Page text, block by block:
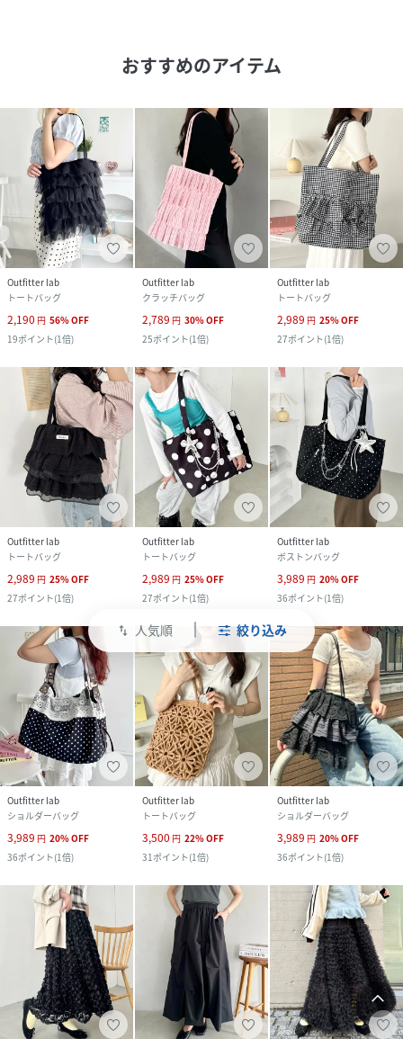
swap_vert 人気順 絞り込み
おすすめのアイテム
Outfitter lab
トートバッグ
2,190 円 56%OFF
19ポイント(1倍)
Outfitter lab
クラッチバッグ
2,789 円 30%OFF
25ポイント(1倍)
Outfitter lab
トートバッグ
2,989 円 25%OFF
27ポイント(1倍)
Outfitter lab
トートバッグ
2,989 円 25%OFF
27ポイント(1倍)
Outfitter lab
トートバッグ
2,989 円 25%OFF
27ポイント(1倍)
Outfitter lab
ボストンバッグ
3,989 円 20%OFF
36ポイント(1倍)
Outfitter lab
ショルダーバッグ
3,989 円 20%OFF
36ポイント(1倍)
Outfitter lab
トートバッグ
3,500 円 22%OFF
31 ポイント(1倍)
Outfitter lab
ショルダーバッグ
3,989 円 20%OFF
36ポイント(1倍)